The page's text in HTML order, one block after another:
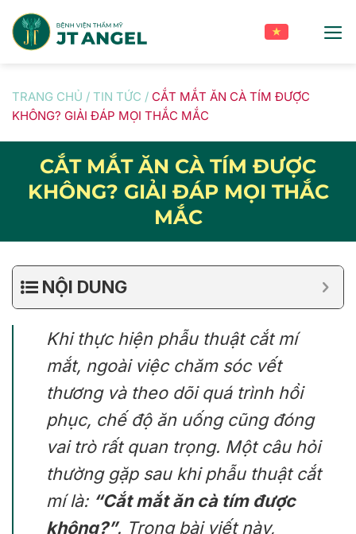
content
TRANG CHỦ / TIN TỨC / CẮT MẮT ĂN CÀ TÍM ĐƯỢC
KHÔNG? GIẢI ĐÁP MỌI THẮC MẮC
CẮT MẮT ĂN CÀ TÍM ĐƯỢC
KHÔNG? GIẢI ĐÁP MỌI THẮC
MẮC
NỘI DUNG
Khi thực hiện phẫu thuật cắt mí
mắt, ngoài việc chăm sóc vết
thương và theo dõi quá trình hồi
phục, chế độ ăn uống cũng đóng
vai trò rất quan trọng. Một câu hỏi
thường gặp sau khi phẫu thuật cắt
mí là: “Cắt mắt ăn cà tím được
không?”. Trong bài viết này,